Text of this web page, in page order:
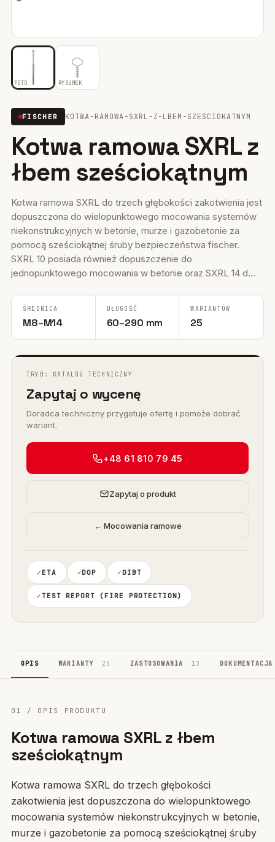
Mocowania do rusztowań
Wiertła i narzędzia
Mocowania elektryczne
Wkręty
Firestop
Systemy fasadowe 17
FOTO RYSUNEK
FISCHER KOTWA-RAMOWA-SXRL-Z-LBEM-SZESCIOKATNYM
Kotwa ramowa SXRL z
łbem sześciokątnym
Kotwa ramowa SXRL do trzech głębokości zakotwienia jest
dopuszczona do wielopunktowego mocowania systemów
niekonstrukcyjnych w betonie, murze i gazobetonie za
pomocą sześciokątnej śruby bezpieczeństwa fischer.
SXRL 10 posiada również dopuszczenie do
jednopunktowego mocowania w betonie oraz SXRL 14 d...
ŚREDNICA
M8–M14
DŁUGOŚĆ
60–290 mm
WARIANTÓW
25
TRYB: KATALOG TECHNICZNY
Zapytaj o wycenę
Doradca techniczny przygotuje ofertę i pomoże dobrać
wariant.
+48 61 810 79 45
Zapytaj o produkt
← Mocowania ramowe
ETA DOP DIBT
TEST REPORT (FIRE PROTECTION)
OPIS WARIANTY 25 ZASTOSOWANIA 13
01 / OPIS PRODUKTU
Kotwa ramowa SXRL z łbem
sześciokątnym
Kotwa ramowa SXRL do trzech głębokości
zakotwienia jest dopuszczona do wielopunktowego
mocowania systemów niekonstrukcyjnych w betonie,
murze i gazobetonie za pomocą sześciokątnej śruby